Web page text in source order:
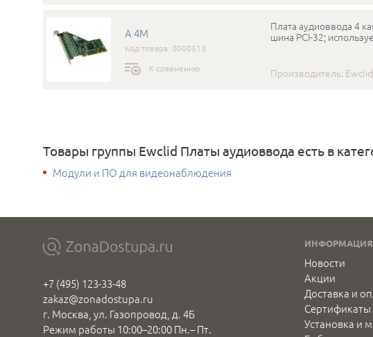
A 4M
Код товара: 0000513
К сравнению
Плата аудиоввода 4
шина PCI-32;
Производитель: Ewclid
Товары группы Ewclid Платы аудиоввода есть в
Модули и ПО для видеонаблюдения
+7 (495) 123-33-48
zakaz@zonadostupa.ru
г. Москва, ул. Газопровод, д. 4Б
Режим работы 10:00–20:00 Пн.– Пт.
ИНФОРМАЦИЯ
Новости
Акции
Доставка и
Установка и